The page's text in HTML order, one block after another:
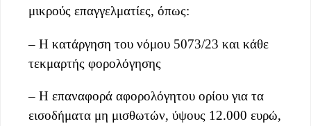
μικρούς επαγγελματίες, όπως:
– Η κατάργηση του νόμου 5073/23 και κάθε
τεκμαρτής φορολόγησης
– Η επαναφορά αφορολόγητου ορίου για τα
εισοδήματα μη μισθωτών, ύψους 12.000 ευρώ,